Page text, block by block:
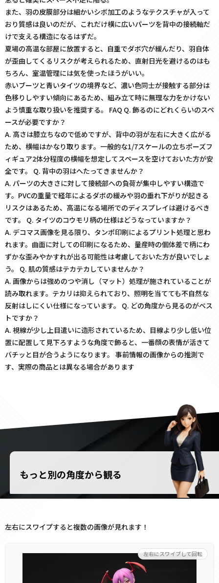
また、羽の皮膜部分は細かいシボ加工のようなテクスチャが入って
おり質感は良いのだが、これだけ横に広いパーツを背中の接続軸だ
けで支える構造になるはずだ。
夏場の高温な部屋に放置すると、自重でダボ穴が緩んだり、羽自体
が歪曲してくるリスクが考えられるため、直射日光を避けるのはも
ちろん、室温管理には気を使ったほうがいい。
赤いブーツと青いタイツの境界など、濃い色同士が接触する部分は
色移りしやすい傾向にあるため、組み立て時に無理な力をかけない
よう慎重な取り扱いを推奨する。 FAQ Q. 飾るのにどれくらいのスペ
ースが必要ですか？
A. 高さは膝立ちなので低めですが、背中の羽が左右に大きく広がる
ため、横幅はかなり取ります。一般的な1/7スケールの立ちポーズフ
ィギュア2体分程度の横幅を想定してスペースを空けておいた方が安
全です。 Q. 背中の羽はへたってきませんか？
A. パーツの大きさに対して接続部への負荷が集中しやすい構造で
す。PVCの重量で経年によるダボの緩みや羽の垂れ下がりが起きる
リスクはあるため、高温になる場所でのディスプレイは避けるべき
です。 Q. タイツのコウモリ柄の仕様はどうなっていますか？
A. デコマス画像を見る限り、タンポ印刷によるプリント処理と思わ
れます。曲面に対しての印刷になるため、量産時の個体差で柄にわ
ずかな歪みやかすれが出る可能性は考慮しておいた方が良いでしょ
う。 Q. 肌の質感はテカテカしていませんか？
A. 画像からは強めのつや消し（マット）処理が施されていることが
読み取れます。テカリは抑えられており、照明を当てても不自然な
反射はしにくい仕様になっています。 Q. どの角度から見るのがベス
トですか？
A. 視線が少し上目遣いに造形されているため、目線より少し低い位
置に配置して見下ろすような角度で飾ると、一番顔の表情が活きて
バチッと目が合うようになります。 事前情報の画像からの推測で
す、実際の商品とは異なる場合があります
もっと別の角度から観る
左右にスワイプすると複数の画像が見れます！
左右にスワイプして回転